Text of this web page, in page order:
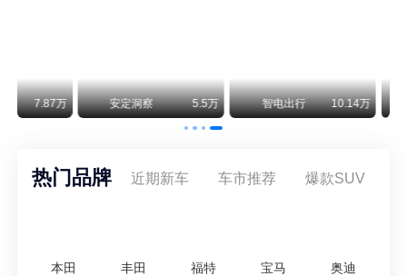
安定洞察 5.5万 智电出行 10.14万 超车大S
热门品牌 近期新车 车市推荐 爆款SUV
本田 丰田 福特 宝马 奥迪